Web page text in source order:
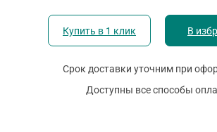
Купить в 1 клик В
Срок доставки уточним при
Доступны все способы